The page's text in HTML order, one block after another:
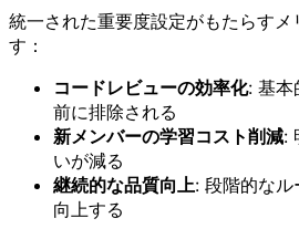
統一された重要度設定がもたらす
す：
コードレビューの効率化: 基本
前に排除される
新メンバーの学習コスト削減:
いが減る
継続的な品質向上: 段階的な
向上する